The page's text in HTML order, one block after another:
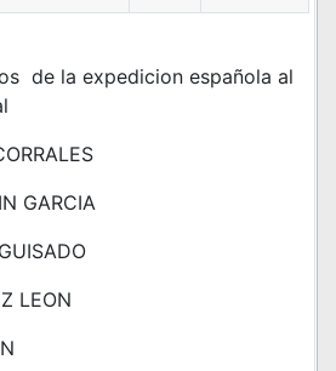
de la expedicion española al
GARCIA
LEON